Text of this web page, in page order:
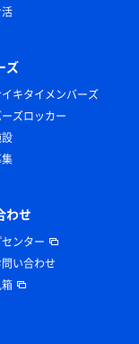
ズ
キタイメンバーズ
ズロッカー
わせ
ンター
い合わせ